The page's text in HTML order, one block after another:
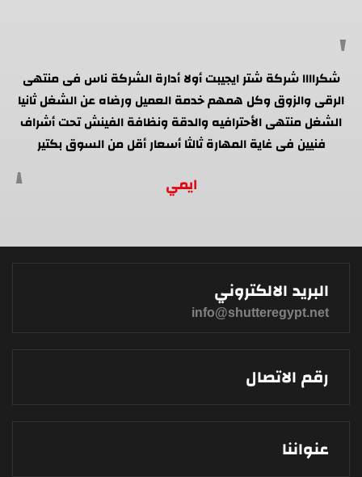
شكراااا شركة شتر ايجيبت أولا أدارة الشركة ناس فى منتهى
الرقى والزوق وكل همهم خدمة العميل ورضاه عن الشغل ثانيا
الشغل منتهى الأحترافيه والدقة ونظافة الفينش تحت أشراف
فنيين فى غاية المهارة ثالثا أسعار أقل من السوق بكتير
ايمي
البريد الالكتروني
info@shutteregypt.net
رقم الاتصال
عنواننا